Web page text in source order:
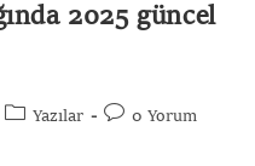
2025 güncel
Yazılar 0 Yorum